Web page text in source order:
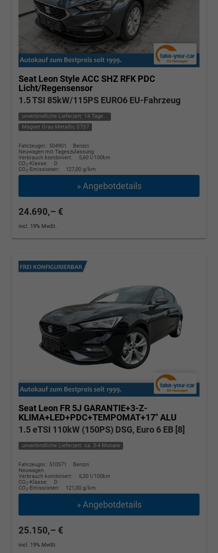
Seat Leon Style ACC SHZ RFK PDC
Licht/Regensensor
1.5 TSI 85kW/115PS EURO6 EU-Fahrzeug
unverbindliche Lieferzeit: 14 Tage
Magnet Grau Metallic S7S7
Fahrzeugnr.: 504901
Benzin
Neuwagen mit Tageszulassung
Verbrauch kombiniert:
5,60 l/100km
CO2-Klasse:
D
CO2-Emissionen: 127,00 g/km
» Angebotdetails
24.690,– €
incl. 19% MwSt.
Seat Leon FR 5J GARANTIE+3-Z-
KLIMA+LED+PDC+TEMPOMAT+17" ALU
1.5 eTSI 110kW (150PS) DSG, Euro 6 EB [8]
unverbindliche Lieferzeit: ca. 3-4 Monate
Fahrzeugnr.: 510571
Benzin
Neuwagen
Verbrauch kombiniert:
5,30 l/100km
CO2-Klasse:
D
CO2-Emissionen: 121,00 g/km
» Angebotdetails
25.150,– €
incl. 19% MwSt.